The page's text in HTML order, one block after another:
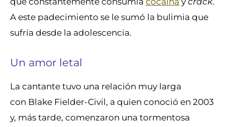
A este padecimiento se le sumó la bulimia que
sufría desde la adolescencia.
Un amor letal
La cantante tuvo una relación muy larga
con Blake Fielder-Civil, a quien conoció en 2003
y, más tarde, comenzaron una tormentosa